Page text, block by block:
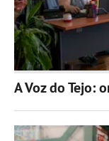
A Voz do Tejo: